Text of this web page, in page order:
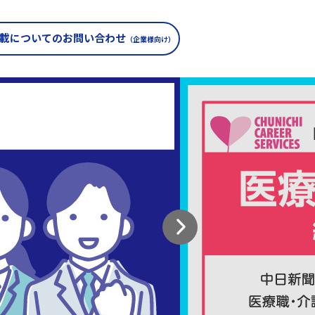
についてのお問い合わせ （企業様向け）